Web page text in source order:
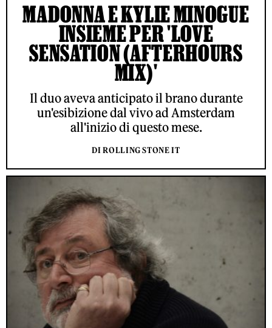
MADONNA E KYLIE MINOGUE
INSIEME PER 'LOVE
SENSATION (AFTERHOURS
MIX)'
Il duo aveva anticipato il brano durante
un'esibizione dal vivo ad Amsterdam
all'inizio di questo mese.
DI ROLLING STONE IT